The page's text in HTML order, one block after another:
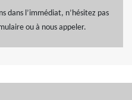
dans l’immédiat, n’hésitez pas
ou à nous appeler.